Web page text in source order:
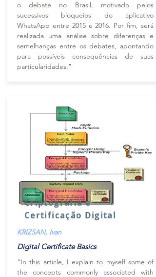
o debate no Brasil, motivado pelos
sucessivos bloqueios do aplicativo
WhatsApp entre 2015 e 2016. Por fim, será
realizada uma análise sobre diferenças e
semelhanças entre os debates, apontando
para possíveis consequências de suas
particularidades."
Criptografia e
Certificação Digital
KRIZSAN, Ivan
Digital Certificate Basics
"In this article, I explain to myself some of
the concepts commonly associated with